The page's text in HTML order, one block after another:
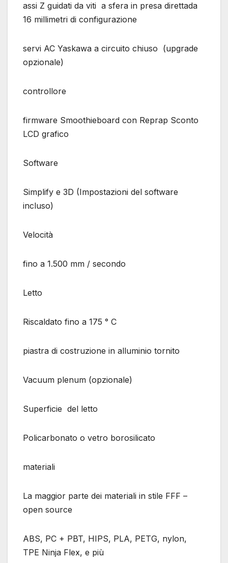
assi Z guidati da viti a sfera in presa direttada
16 millimetri di configurazione
servi AC Yaskawa a circuito chiuso (upgrade
opzionale)
controllore
firmware Smoothieboard con Reprap Sconto
LCD grafico
Software
Simplify e 3D (Impostazioni del software
incluso)
Velocità
fino a 1.500 mm / secondo
Letto
Riscaldato fino a 175 ° C
piastra di costruzione in alluminio tornito
Vacuum plenum (opzionale)
Superficie del letto
Policarbonato o vetro borosilicato
materiali
La maggior parte dei materiali in stile FFF –
open source
ABS, PC + PBT, HIPS, PLA, PETG, nylon,
TPE Ninja Flex, e più